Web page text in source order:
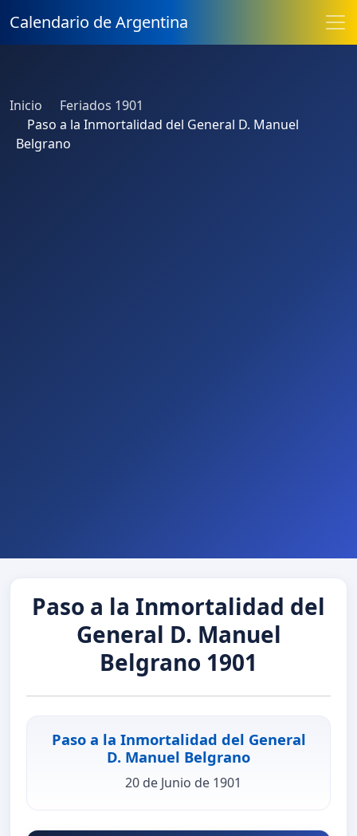
Calendario de Argentina
Inicio
Feriados 1901
Paso a la Inmortalidad del General D. Manuel
Belgrano
Paso a la Inmortalidad del
General D. Manuel
Belgrano 1901
Paso a la Inmortalidad del General
D. Manuel Belgrano
20 de Junio de 1901